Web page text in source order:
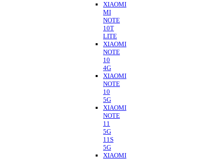
XIAOMI
MI
NOTE
10T
LITE
XIAOMI
NOTE
10
4G
XIAOMI
NOTE
10
5G
XIAOMI
NOTE
11
5G
11S
5G
XIAOMI